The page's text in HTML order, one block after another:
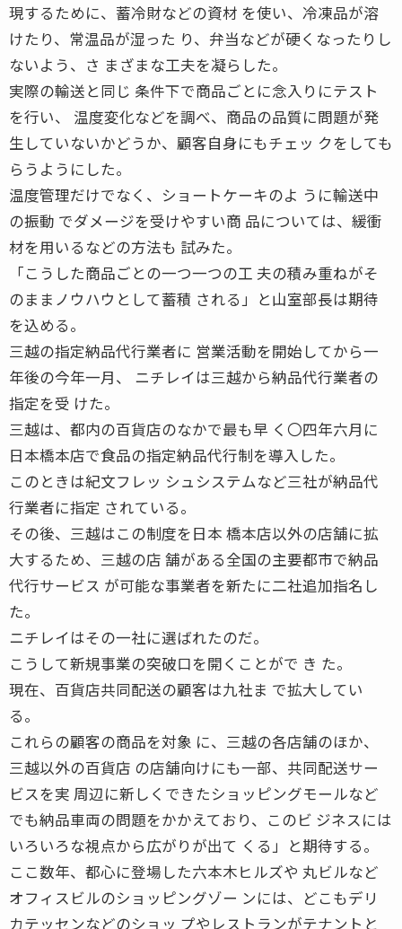
現するために、蓄冷財などの資材 を使い、冷凍品が溶
けたり、常温品が湿った り、弁当などが硬くなったりし
ないよう、さ まざまな工夫を凝らした。
実際の輸送と同じ 条件下で商品ごとに念入りにテスト
を行い、 温度変化などを調べ、商品の品質に問題が発
生していないかどうか、顧客自身にもチェッ クをしても
らうようにした。
温度管理だけでなく、ショートケーキのよ うに輸送中
の振動 でダメージを受けやすい商 品については、緩衝
材を用いるなどの方法も 試みた。
「こうした商品ごとの一つ一つの工 夫の積み重ねがそ
のままノウハウとして蓄積 される」と山室部長は期待
を込める。
三越の指定納品代行業者に 営業活動を開始してから一
年後の今年一月、 ニチレイは三越から納品代行業者の
指定を受 けた。
三越は、都内の百貨店のなかで最も早 く〇四年六月に
日本橋本店で食品の指定納品代行制を導入した。
このときは紀文フレッ シュシステムなど三社が納品代
行業者に指定 されている。
その後、三越はこの制度を日本 橋本店以外の店舗に拡
大するため、三越の店 舗がある全国の主要都市で納品
代行サービス が可能な事業者を新たに二社追加指名し
た。
ニチレイはその一社に選ばれたのだ。
こうして新規事業の突破口を開くことがで き た。
現在、百貨店共同配送の顧客は九社ま で拡大してい
る。
これらの顧客の商品を対象 に、三越の各店舗のほか、
三越以外の百貨店 の店舗向けにも一部、共同配送サー
ビスを実 周辺に新しくできたショッピングモールなど
でも納品車両の問題をかかえており、このビ ジネスには
いろいろな視点から広がりが出て くる」と期待する。
ここ数年、都心に登場した六本木ヒルズや 丸ビルなど
オフィスビルのショッピングゾー ンには、どこもデリ
カテッセンなどのショッ プやレストランがテナントと